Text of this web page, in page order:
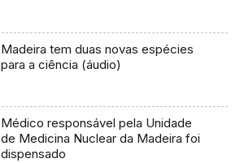
Madeira tem duas novas espécies
para a ciência (áudio)
Médico responsável pela Unidade
de Medicina Nuclear da Madeira foi
dispensado